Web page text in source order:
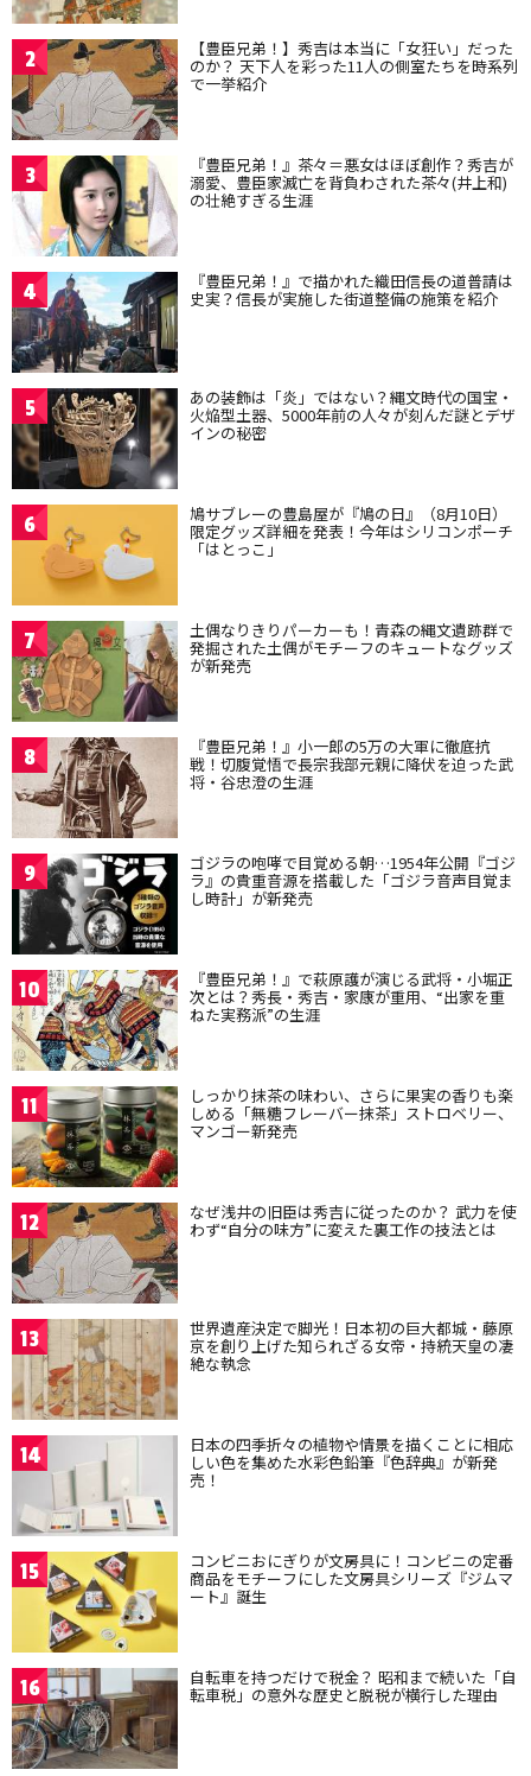
2 【豊臣兄弟！】秀吉は本当に「女狂い」だった
のか？ 天下人を彩った11人の側室たちを時系列
で一挙紹介
3 『豊臣兄弟！』茶々＝悪女はほぼ創作？秀吉が
溺愛、豊臣家滅亡を背負わされた茶々(井上和)
の壮絶すぎる生涯
4 『豊臣兄弟！』で描かれた織田信長の道普請は
史実？信長が実施した街道整備の施策を紹介
5 あの装飾は「炎」ではない？縄文時代の国宝・
火焔型土器、5000年前の人々が刻んだ謎とデザ
インの秘密
6 鳩サブレーの豊島屋が『鳩の日』（8月10日）
限定グッズ詳細を発表！今年はシリコンポーチ
「はとっこ」
7 土偶なりきりパーカーも！青森の縄文遺跡群で
発掘された土偶がモチーフのキュートなグッズ
が新発売
8 『豊臣兄弟！』小一郎の5万の大軍に徹底抗
戦！切腹覚悟で長宗我部元親に降伏を迫った武
将・谷忠澄の生涯
9 ゴジラの咆哮で目覚める朝…1954年公開『ゴジ
ラ』の貴重音源を搭載した「ゴジラ音声目覚ま
し時計」が新発売
10 『豊臣兄弟！』で萩原護が演じる武将・小堀正
次とは？秀長・秀吉・家康が重用、“出家を重
ねた実務派”の生涯
11 しっかり抹茶の味わい、さらに果実の香りも楽
しめる「無糖フレーバー抹茶」ストロベリー、
マンゴー新発売
12 なぜ浅井の旧臣は秀吉に従ったのか？ 武力を使
わず“自分の味方”に変えた裏工作の技法とは
13 世界遺産決定で脚光！日本初の巨大都城・藤原
京を創り上げた知られざる女帝・持統天皇の凄
絶な執念
14 日本の四季折々の植物や情景を描くことに相応
しい色を集めた水彩色鉛筆『色辞典』が新発
売！
15 コンビニおにぎりが文房具に！コンビニの定番
商品をモチーフにした文房具シリーズ『ジムマ
ート』誕生
16 自転車を持つだけで税金？ 昭和まで続いた「自
転車税」の意外な歴史と脱税が横行した理由